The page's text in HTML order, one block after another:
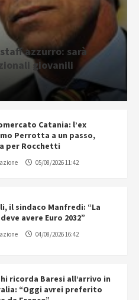
azzurro: sarà
giovanili
Catania: l’ex
Perrotta a un passo,
per Rocchetti
05/08/2026 11:42
il sindaco Manfredi: “La
avere Euro 2032”
04/08/2026 16:42
ricorda Baresi all’arrivo in
“Oggi avrei preferito